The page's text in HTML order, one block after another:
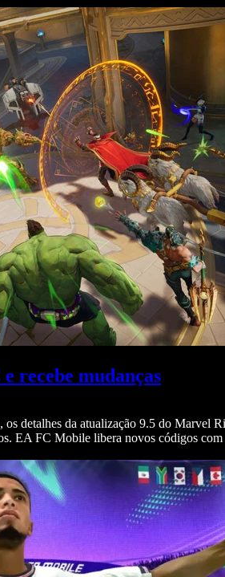
recebe mudanças
detalhes da atualização 9.5 do Marvel
EA FC Mobile libera novos códigos